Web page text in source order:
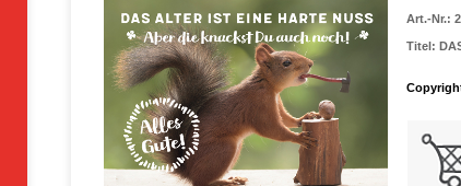
Art.-Nr.:
Titel: